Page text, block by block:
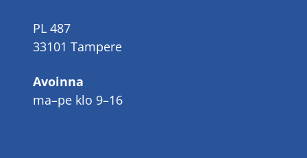
PL 487
33101 Tampere
Avoinna
ma–pe klo 9–16